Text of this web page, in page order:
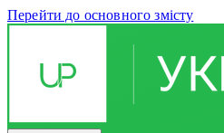
Перейти до основного змісту